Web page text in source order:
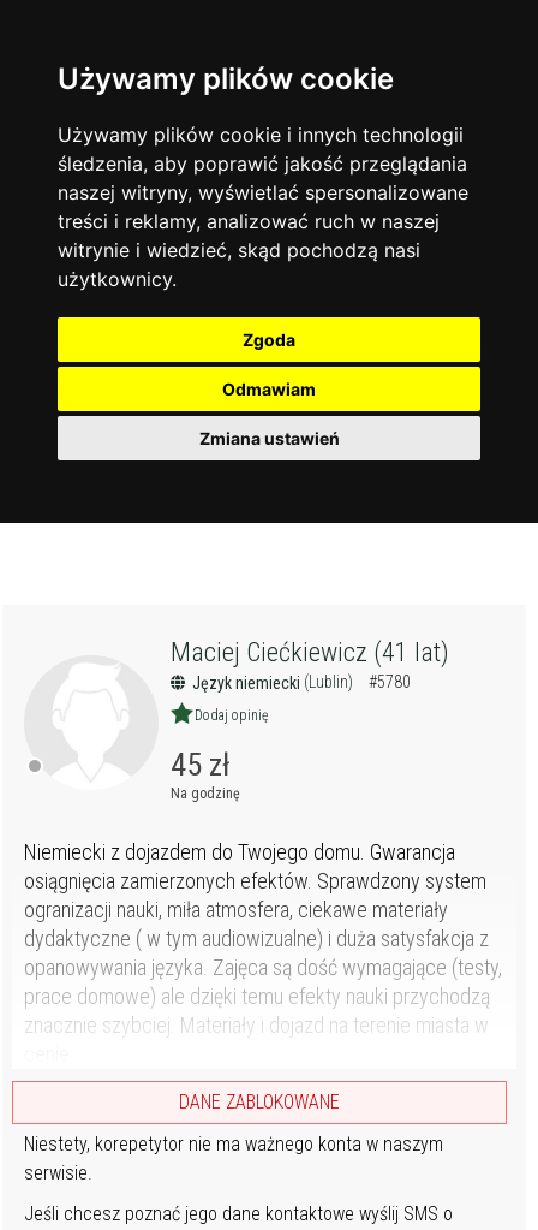
Używamy plików cookie
Używamy plików cookie i innych technologii
śledzenia, aby poprawić jakość przeglądania
naszej witryny, wyświetlać spersonalizowane
treści i reklamy, analizować ruch w naszej
witrynie i wiedzieć, skąd pochodzą nasi
użytkownicy.
Zgoda
Odmawiam
Zmiana ustawień
Język angielski 13744
Matematyka 12927
Chemia 4886
Język niemiecki 4307
Język polski 3426
Fizyka
Język francuski
Warszawa
Korepetycje
Online
14835
Kraków 7753
Wrocław
Łódź 3511
Gdańsk 2075
Maciej Ciećkiewicz (41 lat)
Język niemiecki (Lublin) #5780
Dodaj opinię
45 zł
Na godzinę
Niemiecki z dojazdem do Twojego domu. Gwarancja
osiągnięcia zamierzonych efektów. Sprawdzony system
ogranizacji nauki, miła atmosfera, ciekawe materiały
dydaktyczne ( w tym audiowizualne) i duża satysfakcja z
opanowywania języka. Zajęca są dość wymagające (testy,
prace domowe) ale dzięki temu efekty nauki przychodzą
znacznie szybciej. Materiały i dojazd na terenie miasta w
DANE ZABLOKOWANE
Niestety, korepetytor nie ma ważnego konta w naszym
serwisie.
Jeśli chcesz poznać jego dane kontaktowe wyślij SMS o